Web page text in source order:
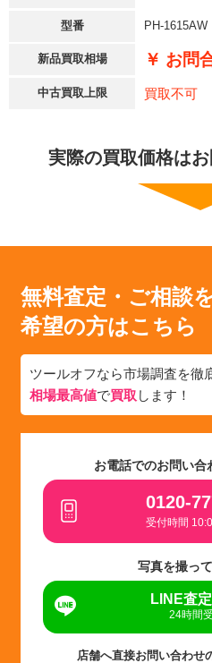
型番 PH-1615AW
新品買取相場 ￥ お問
中古買取上限 買取不可
実際の買取価格は
無料査定・ご相談
希望の方はこちら
ツールオフなら市場調査を徹
相場最高値で買取 します！
お電話でのお問い合
0120-
受付時間
写真を撮っ
LINE査
24時間
店舗へ直接お問い合わせ